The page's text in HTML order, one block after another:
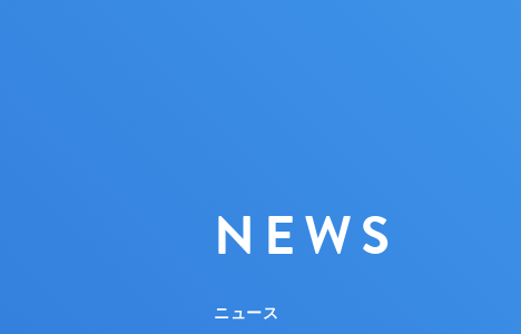
NEWS
ニュース